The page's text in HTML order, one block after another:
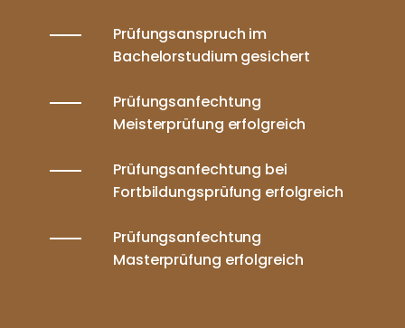
Prüfungsanspruch im
Bachelorstudium gesichert
Prüfungsanfechtung
Meisterprüfung erfolgreich
Prüfungsanfechtung bei
Fortbildungsprüfung erfolgreich
Prüfungsanfechtung
Masterprüfung erfolgreich